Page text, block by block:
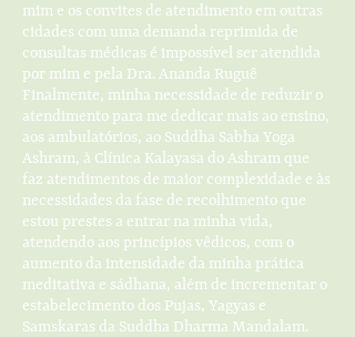
mim e os convites de atendimento em outras
cidades com uma demanda reprimida de
consultas médicas é impossível ser atendida
por mim e pela Dra. Ananda Ruguê
Finalmente, minha necessidade de reduzir o
atendimento para me dedicar mais ao ensino,
aos ambulatórios, ao Suddha Sabha Yoga
Ashram, à Clínica Kalayasa do Ashram que
faz atendimentos de maior complexidade e às
necessidades da fase de recolhimento que
estou prestes a entrar na minha vida,
atendendo aos princípios vêdicos, com o
aumento da intensidade da minha prática
meditativa e sádhana, além de incrementar o
estabelecimento dos Pujas, Yagyas e
Samskaras da Suddha Dharma Mandalam.